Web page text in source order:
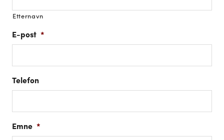
Etternavn
E-post *
Telefon
Emne *